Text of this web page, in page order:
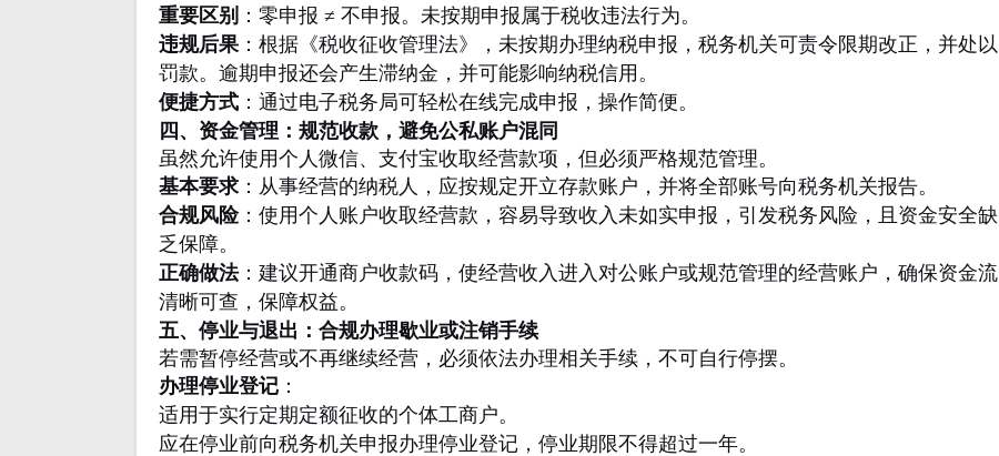
重要区别 ：零申报 ≠ 不申报。未按期申报属于税收违法行为。
违规后果：根据《税收征收管理法》，未按期办理纳税申报，税务机关可责令限期改正，并处以
罚款。逾期申报还会产生滞纳金，并可能影响纳税信用。
便捷方式 ：通过电子税务局可轻松在线完成申报，操作简便。
四、资金管理：规范收款，避免公私账户混同
虽然允许使用个人微信、支付宝收取经营款项，但必须严格规范管理。
基本要求：从事经营的纳税人，应按规定开立存款账户，并将全部账号向税务机关报告。
合规风险：使用个人账户收取经营款，容易导致收入未如实申报，引发税务风险，且资金安全缺
乏保障。
正确做法：建议开通商户收款码，使经营收入进入对公账户或规范管理的经营账户，确保资金流
清晰可查，保障权益。
五、停业与退出：合规办理歇业或注销手续
若需暂停经营或不再继续经营，必须依法办理相关手续，不可自行停摆。
办理停业登记 ：
适用于实行定期定额征收的个体工商户。
应在停业前向税务机关申报办理停业登记，停业期限不得超过一年。